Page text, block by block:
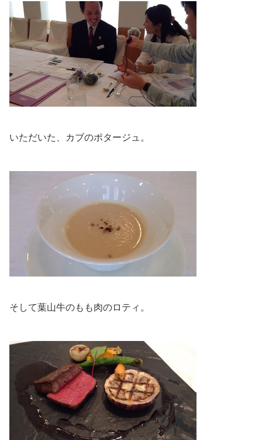
いただいた、カブのポタージュ。
そして葉山牛のもも肉のロティ。